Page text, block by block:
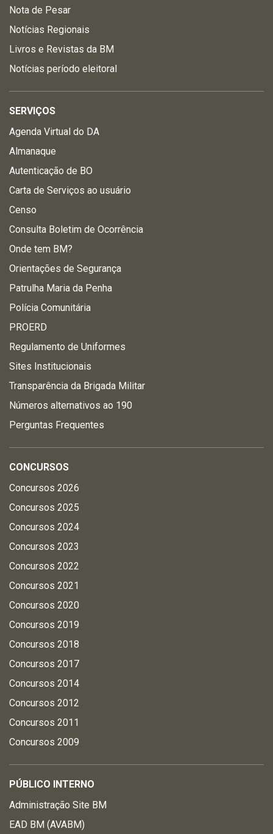
Nota de Pesar
Notícias Regionais
Livros e Revistas da BM
Notícias período eleitoral
SERVIÇOS
Agenda Virtual do DA
Almanaque
Autenticação de BO
Carta de Serviços ao usuário
Censo
Consulta Boletim de Ocorrência
Onde tem BM?
Orientações de Segurança
Patrulha Maria da Penha
Polícia Comunitária
PROERD
Regulamento de Uniformes
Sites Institucionais
Transparência da Brigada Militar
Números alternativos ao 190
Perguntas Frequentes
CONCURSOS
Concursos 2026
Concursos 2025
Concursos 2024
Concursos 2023
Concursos 2022
Concursos 2021
Concursos 2020
Concursos 2019
Concursos 2018
Concursos 2017
Concursos 2014
Concursos 2012
Concursos 2011
Concursos 2009
PÚBLICO INTERNO
Administração Site BM
EAD BM (AVABM)